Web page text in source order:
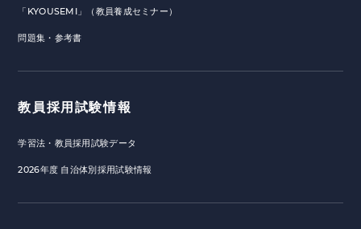
「KYOUSEMI」（教員養成セミナー）
問題集・参考書
教員採用試験情報
学習法・教員採用試験データ
2026年度 自治体別採用試験情報